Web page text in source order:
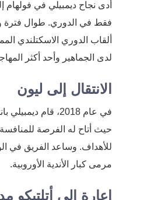
فقط في الدوري. طوال فترة
ألقاب الدوري الاسكتلندي
لدى الجماهير وأحد أكثر
الانتقال إلى ليون
في عام 2018،
حيث أتاح له الفرصة
مرمى كبار الأندية الأوروبية.
إعارة إلى أتلتيكو